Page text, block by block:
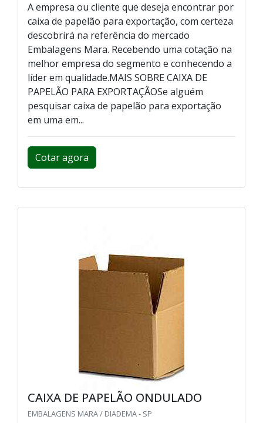
A empresa ou cliente que deseja encontrar por
caixa de papelão para exportação, com certeza
descobrirá na referência do mercado
Embalagens Mara. Recebendo uma cotação na
melhor empresa do segmento e conhecendo a
líder em qualidade.MAIS SOBRE CAIXA DE
PAPELÃO PARA EXPORTAÇÃOSe alguém
pesquisar caixa de papelão para exportação
em uma em...
Cotar agora
CAIXA DE PAPELÃO ONDULADO
EMBALAGENS MARA / DIADEMA - SP